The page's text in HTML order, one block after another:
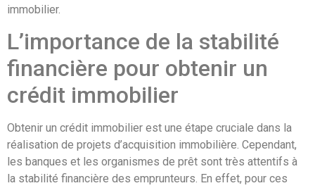
immobilier.
L’importance de la stabilité
financière pour obtenir un
crédit immobilier
Obtenir un crédit immobilier est une étape cruciale dans la
réalisation de projets d’acquisition immobilière. Cependant,
les banques et les organismes de prêt sont très attentifs à
la stabilité financière des emprunteurs. En effet, pour ces